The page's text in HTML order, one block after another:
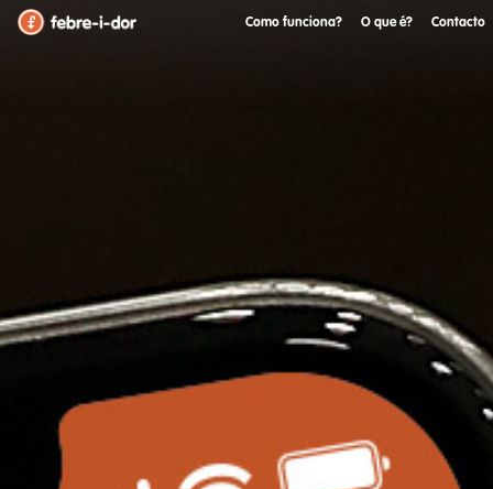
Como funciona? O que é? Contacto